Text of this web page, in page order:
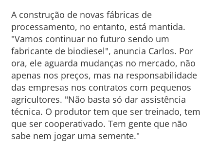
A construção de novas fábricas de
processamento, no entanto, está mantida.
"Vamos continuar no futuro sendo um
fabricante de biodiesel", anuncia Carlos. Por
ora, ele aguarda mudanças no mercado, não
apenas nos preços, mas na responsabilidade
das empresas nos contratos com pequenos
agricultores. "Não basta só dar assistência
técnica. O produtor tem que ser treinado, tem
que ser cooperativado. Tem gente que não
sabe nem jogar uma semente."